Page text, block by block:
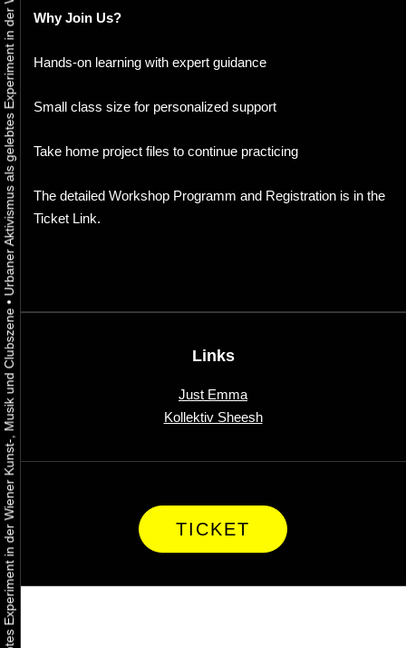
•
Why Join Us?
Hands-on learning with expert guidance
Small class size for personalized support
Take home project files to continue practicing
The detailed Workshop Programm and Registration is in the
Ticket Link.
Links
Just Emma
Kollektiv Sheesh
TICKET